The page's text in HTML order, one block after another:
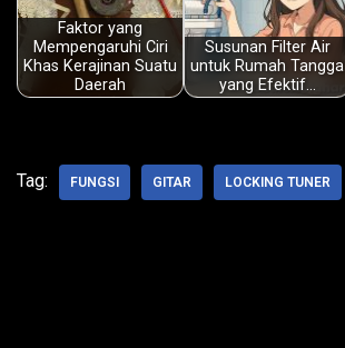
Faktor yang
Mempengaruhi Ciri
Khas Kerajinan Suatu
Daerah
Susunan Filter Air
untuk Rumah Tangga
yang Efektif…
Tag: FUNGSI GITAR LOCKING TUNER